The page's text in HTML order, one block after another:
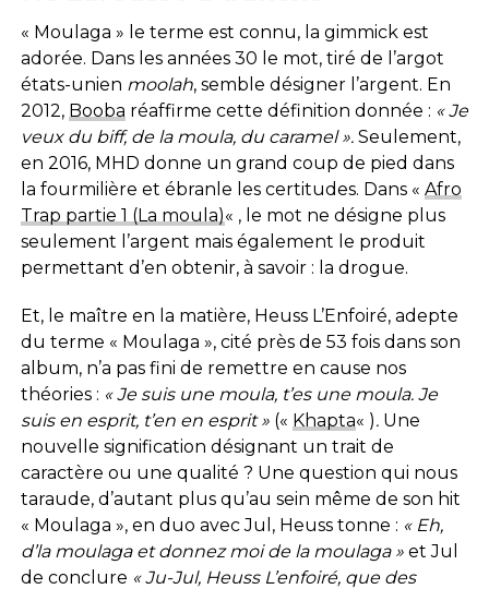
« Moulaga » le terme est connu, la gimmick est
adorée. Dans les années 30 le mot, tiré de l’argot
états-unien moolah, semble désigner l’argent. En
2012, Booba réaffirme cette définition donnée : « Je
veux du biff, de la moula, du caramel ».Seulement,
en 2016, MHD donne un grand coup de pied dans
la fourmilière et ébranle les certitudes. Dans « Afro
Trap partie 1 (La moula)« , le mot ne désigne plus
seulement l’argent mais également le produit
permettant d’en obtenir, à savoir : la drogue.
Et, le maître en la matière, Heuss L’Enfoiré, adepte
du terme « Moulaga », cité près de 53 fois dans son
album, n’a pas fini de remettre en cause nos
théories : « Je suis une moula, t’es une moula. Je
suis en esprit, t’en en esprit » (« Khapta« ). Une
nouvelle signification désignant un trait de
caractère ou une qualité ? Une question qui nous
taraude, d’autant plus qu’au sein même de son hit
« Moulaga », en duo avec Jul, Heuss tonne : « Eh,
d’la moulaga et donnez moi de la moulaga »et Jul
de conclure « Ju-Jul, Heuss L’enfoiré, que des